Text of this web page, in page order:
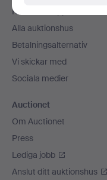
Kontakta support
Alla auktionshus
Betalningsalternativ
Vi skickar med
Sociala medier
Auctionet
Om Auctionet
Press
Lediga jobb
Anslut ditt auktionshus